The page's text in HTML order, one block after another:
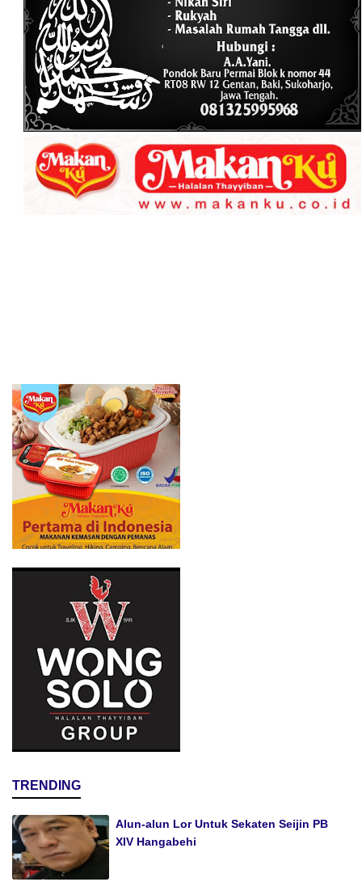
TRENDING
Alun-alun Lor Untuk Sekaten Seijin PB
XIV Hangabehi